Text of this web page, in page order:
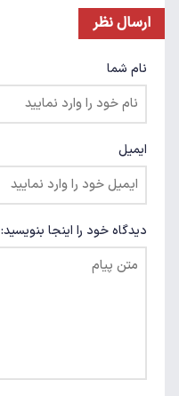
ارسال نظر
نام شما
ایمیل
دیدگاه خود را اینجا بنویسید: